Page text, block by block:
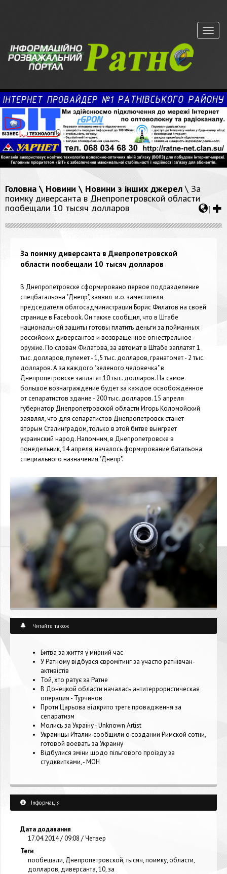
Меню
Головна\ Новини \ Новини з інших джерел\ За
поимку диверсанта в Днепропетровской области
пообещали 10 тысяч долларов
|
За поимку диверсанта в Днепропетровской
области пообещали 10 тысяч долларов
В Днепропетровске сформировано первое подразделение
спецбатальона "Днепр", заявил и.о. заместителя
председателя облгосадминистрации Борис Филатов на своей
странице в Facebook. Он также сообщил, что в Штабе
национальной защиты готовы платить деньги за пойманных
российских диверсантов и возвращенное огнестрельное
оружие. По словам Филатова, за автомат в Штабе заплатят 1
тыс. долларов, пулемет - 1,5 тыс. долларов, гранатомет - 2 тыс.
долларов. А за каждого "зеленого человечка" в
Днепропетровске заплатят 10 тыс. долларов. На самое
большое вознаграждение будет за каждое освобожденное
от сепаратистов здание - 200 тыс. долларов. 15 апреля
губернатор Днепропетровской области Игорь Коломойский
заявлял, что для сепаратистов Днепропетровск станет
вторым Сталинградом, только в этой битве выиграет
украинский народ. Напомним, в Днепропетровске в
понедельник, 14 апреля, началось формирование батальона
специального назначения "Днепр".
Читайте також
Битва за життя у мирний час
У Ратному відбувся євромітинг за участю ратнівчан-
активістів
Той, хто ратує за Ратне
В Донецкой области началась антитеррористическая
операция - Турчинов
Проти Царьова відкрито третє провадження за
сепаратизм
Молись за Україну - Unknown Artist
Украинцы Италии сообщили о создании Римской сотни,
готовой воевать за Украину
Відбулися зміни щодо пільгового проїзду за
студквитками, - МОН
Інформація
Дата додавання
17.04.2014 / 09:08 / Четвер
Теги
пообещали, Днепропетровской,тысяч,поимку,области,
долларов, диверсанта,10,за